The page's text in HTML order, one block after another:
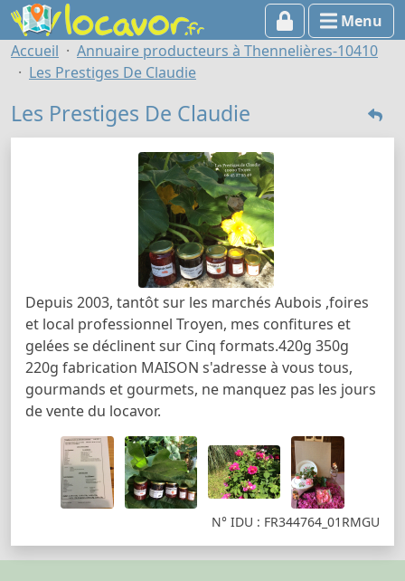
Menu
Accueil
Annuaire producteurs à Thennelières-10410
Les Prestiges De Claudie
Les Prestiges De Claudie
Depuis 2003, tantôt sur les marchés Aubois ,foires
et local professionnel Troyen, mes confitures et
gelées se déclinent sur Cinq formats.420g 350g
220g fabrication MAISON s'adresse à vous tous,
gourmands et gourmets, ne manquez pas les jours
de vente du locavor.
N° IDU : FR344764_01RMGU